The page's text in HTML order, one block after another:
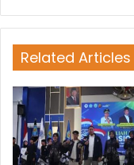
Related Articles